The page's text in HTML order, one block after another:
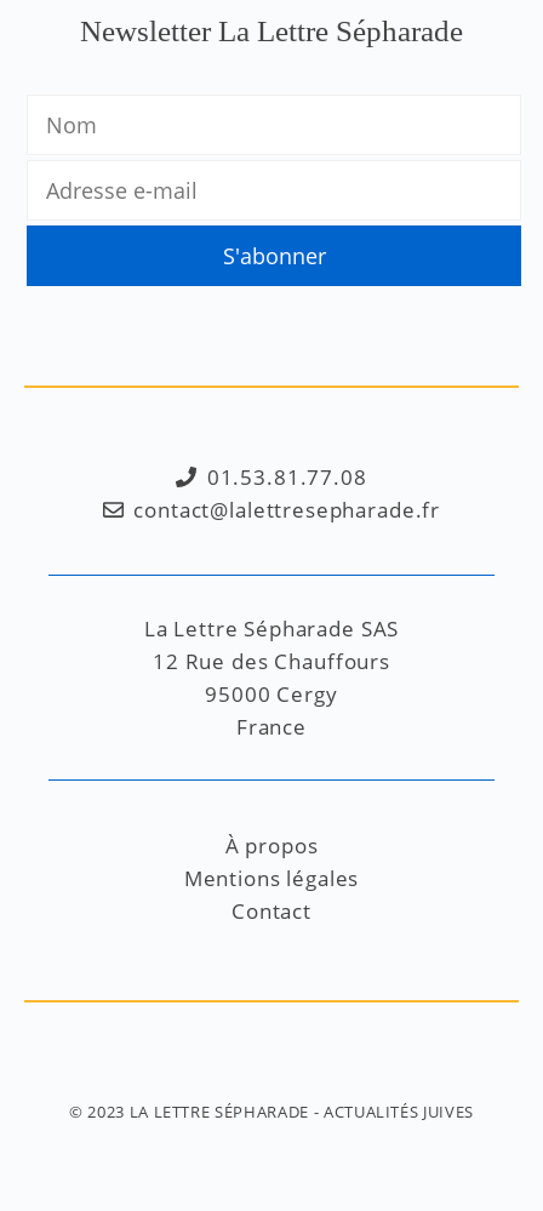
Newsletter La Lettre Sépharade
01.53.81.77.08
contact@lalettresepharade.fr
La Lettre Sépharade SAS
12 Rue des Chauffours
95000 Cergy
France
À propos
Mentions légales
Contact
© 2023 LA LETTRE SÉPHARADE - ACTUALITÉS JUIVES